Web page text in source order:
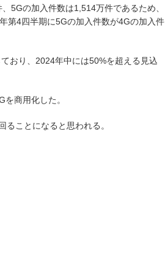
5Gの加入件数は1,514万件であるため、
第4四半期に5Gの加入件数が4Gの加入件
おり、2024年中には50%を超える見込
商用化した。
ことになると思われる。